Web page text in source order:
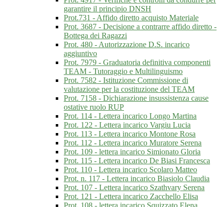
garantire il principio DNSH
Prot.731 - Affido diretto acquisto Materiale
Prot. 3687 - Decisione a contrarre affido diretto -
Bottega dei Ragazzi
Prot. 480 - Autorizzazione D.S. incarico
aggiuntivo
Prot. 7979 - Graduatoria definitiva componenti
TEAM - Tutoraggio e Multilinguismo
Prot. 7582 - Istituzione Commissione di
valutazione per la costituzione del TEAM
Prot. 7158 - Dichiarazione insussistenza cause
ostative ruolo RUP
Prot. 114 - Lettera incarico Longo Martina
Prot. 122 - Lettera incarico Vargiu Lucia
Prot. 113 - Lettera incarico Montone Rosa
Prot. 112 - Lettera incarico Muratore Serena
Prot. 109 - lettera incarico Simionato Gloria
Prot. 115 - Lettera incarico De Biasi Francesca
Prot. 110 - Lettera incarico Scolaro Matteo
Prot. n. 117 - Lettera incarico Biasiolo Claudia
Prot. 107 - Lettera incarico Szathvary Serena
Prot. 121 - Lettera incarico Zacchello Elisa